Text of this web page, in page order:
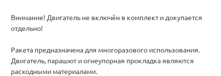
Внимание! Двигатель не включён в комплект и докупается
отдельно!
Ракета предназначена для многоразового использования.
Двигатель, парашют и огнеупорная прокладка являются
расходными материалами.